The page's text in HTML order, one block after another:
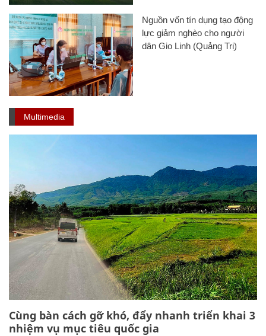
Nguồn vốn tín dụng tạo động
lực giảm nghèo cho người
dân Gio Linh (Quảng Trị)
Multimedia
Cùng bàn cách gỡ khó, đẩy nhanh triển khai 3
nhiệm vụ mục tiêu quốc gia